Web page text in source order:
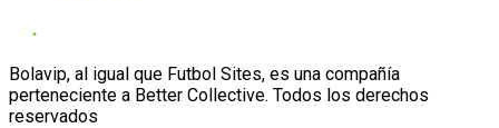
Bolavip, al igual que Futbol Sites, es una compañía
perteneciente a Better Collective. Todos los derechos
reservados